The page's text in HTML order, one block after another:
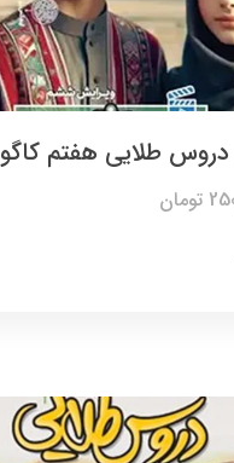
دروس طلایی هفتم کاگو